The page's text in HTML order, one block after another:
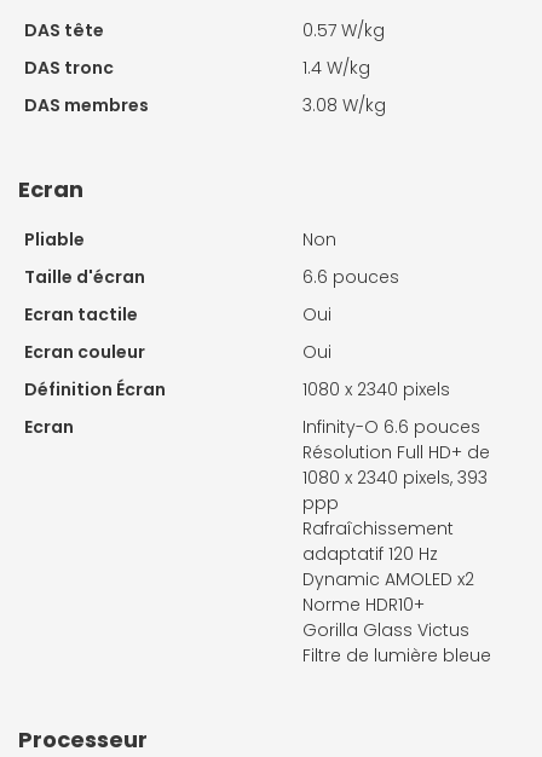
DAS tête
0.57 W/kg
DAS tronc
1.4 W/kg
DAS membres
3.08 W/kg
Ecran
Pliable
Non
Taille d'écran
6.6 pouces
Ecran tactile
Oui
Ecran couleur
Oui
Définition Écran
1080 x 2340 pixels
Ecran
Infinity-O 6.6 pouces
Résolution Full HD+ de
1080 x 2340 pixels, 393
ppp
Rafraîchissement
adaptatif 120 Hz
Dynamic AMOLED x2
Norme HDR10+
Gorilla Glass Victus
Filtre de lumière bleue
Processeur